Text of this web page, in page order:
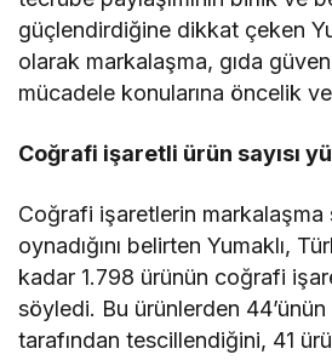
güçlendirdiğine dikkat çeken
olarak markalaşma, gıda
mücadele konularına öncelik
Coğrafi işaretli ürün sayısı
Coğrafi işaretlerin
oynadığını belirten Yumaklı,
kadar 1.798 ürünün coğrafi
söyledi. Bu ürünlerden
tarafından tescillendiğini, 41